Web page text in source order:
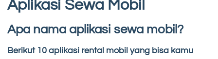
Aplikasi Sewa Mobil
Apa nama aplikasi sewa mobil?
Berikut 10 aplikasi rental mobil yang bisa kamu